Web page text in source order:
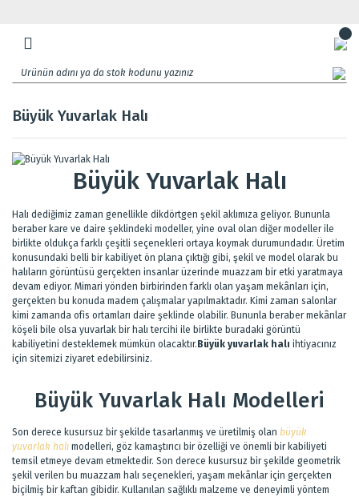
Büyük Yuvarlak Halı
Büyük Yuvarlak Halı
Halı dediğimiz zaman genellikle dikdörtgen şekil aklımıza geliyor. Bununla
beraber kare ve daire şeklindeki modeller, yine oval olan diğer modeller ile
birlikte oldukça farklı çeşitli seçenekleri ortaya koymak durumundadır. Üretim
konusundaki belli bir kabiliyet ön plana çıktığı gibi, şekil ve model olarak bu
halıların görüntüsü gerçekten insanlar üzerinde muazzam bir etki yaratmaya
devam ediyor. Mimari yönden birbirinden farklı olan yaşam mekânları için,
gerçekten bu konuda madem çalışmalar yapılmaktadır. Kimi zaman salonlar
kimi zamanda ofis ortamları daire şeklinde olabilir. Bununla beraber mekânlar
köşeli bile olsa yuvarlak bir halı tercihi ile birlikte buradaki görüntü
kabiliyetini desteklemek mümkün olacaktır.Büyük yuvarlak halı ihtiyacınız
için sitemizi ziyaret edebilirsiniz.
Büyük Yuvarlak Halı Modelleri
Son derece kusursuz bir şekilde tasarlanmış ve üretilmiş olan büyük
yuvarlak halı modelleri, göz kamaştırıcı bir özelliği ve önemli bir kabiliyeti
temsil etmeye devam etmektedir. Son derece kusursuz bir şekilde geometrik
şekil verilen bu muazzam halı seçenekleri, yaşam mekânlar için gerçekten
biçilmiş bir kaftan gibidir. Kullanılan sağlıklı malzeme ve deneyimli yöntem